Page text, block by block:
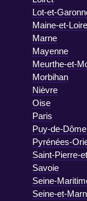
Lot-et-
Maine-et-Loire
Marne
Mayenne
Meurthe-et-
Morbihan
Nièvre
Oise
Paris
Puy-de-Dôme
Pyrénées-
Saint-Pierre-
Savoie
Seine-
Seine-et-